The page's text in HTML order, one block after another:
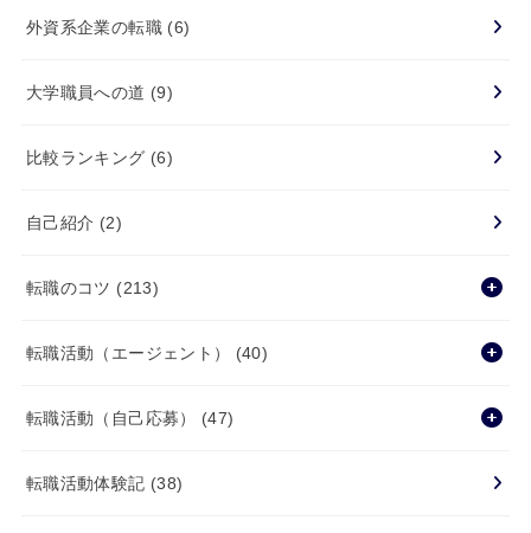
外資系企業の転職 (6)
大学職員への道 (9)
比較ランキング (6)
自己紹介 (2)
転職のコツ (213)
転職活動（エージェント） (40)
転職活動（自己応募） (47)
転職活動体験記 (38)